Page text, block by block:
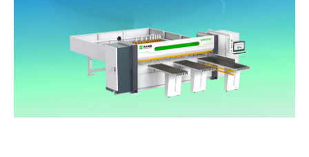
后上料高速电脑裁板锯（双推手）
NPL380D